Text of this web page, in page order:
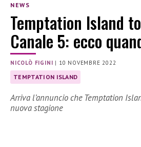
NEWS
Temptation Island
Canale 5: ecco
NICOLÒ FIGINI | 10 NOVEMBRE 2022
TEMPTATION ISLAND
Arriva l’annuncio che Temptation
nuova stagione